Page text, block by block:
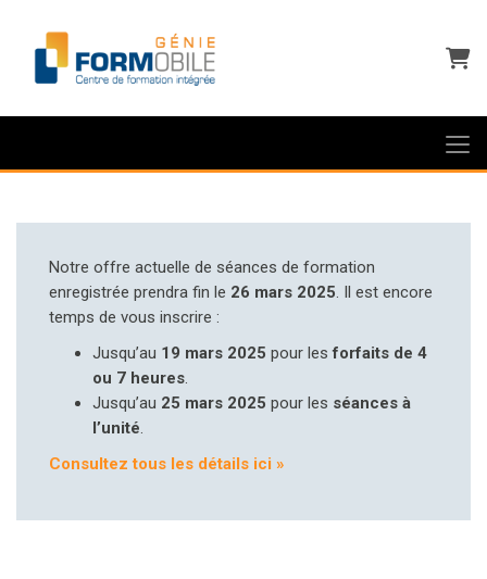
Notre offre actuelle de séances de formation
enregistrée prendra fin le 26 mars 2025. Il est encore
temps de vous inscrire :
Jusqu’au 19 mars 2025 pour lesforfaits de 4
ou 7 heures.
Jusqu’au 25 mars 2025 pour les séances à
l’unité.
Consultez tous les détails ici »